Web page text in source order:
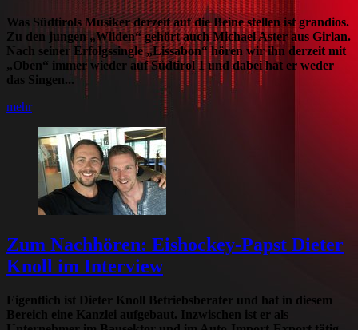
Was Südtirols Musiker derzeit auf die Beine stellen ist grandios.
Zu den jungen „Wilden“ gehört auch Michael Aster aus Girlan.
Nach seiner Erfolgssingle „Lissabon“ hören wir ihn derzeit mit
„Oben“ immer wieder auf Südtirol 1 und dabei hat er weder
das Singen...
mehr
Zum Nachhören: Eishockey-Papst Dieter
Knoll im Interview
Eigentlich ist Dieter Knoll Betriebsberater und hat in diesem
Bereich eine Kanzlei aufgebaut. Inzwischen ist er als